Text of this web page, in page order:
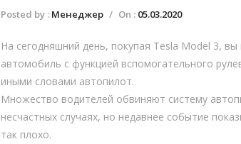
Posted by : Менеджер / On : 05.03.2020
На сегодняшний день, покупая Tesla Model 3,
автомобиль с функцией вспомогательного
иными словами автопилот.
Множество водителей обвиняют систему
несчастных случаях, но недавнее событие
так плохо.